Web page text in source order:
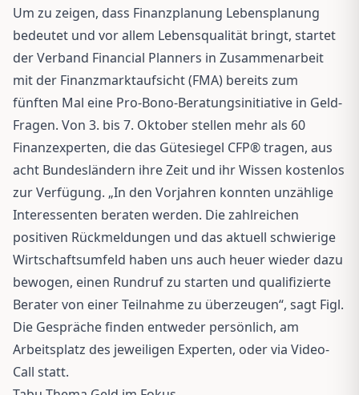
Um zu zeigen, dass Finanzplanung Lebensplanung
bedeutet und vor allem Lebensqualität bringt, startet
der Verband Financial Planners in Zusammenarbeit
mit der Finanzmarktaufsicht (FMA) bereits zum
fünften Mal eine Pro-Bono-Beratungsinitiative in Geld-
Fragen. Von 3. bis 7. Oktober stellen mehr als 60
Finanzexperten, die das Gütesiegel CFP® tragen, aus
acht Bundesländern ihre Zeit und ihr Wissen kostenlos
zur Verfügung. „In den Vorjahren konnten unzählige
Interessenten beraten werden. Die zahlreichen
positiven Rückmeldungen und das aktuell schwierige
Wirtschaftsumfeld haben uns auch heuer wieder dazu
bewogen, einen Rundruf zu starten und qualifizierte
Berater von einer Teilnahme zu überzeugen“, sagt Figl.
Die Gespräche finden entweder persönlich, am
Arbeitsplatz des jeweiligen Experten, oder via Video-
Call statt.